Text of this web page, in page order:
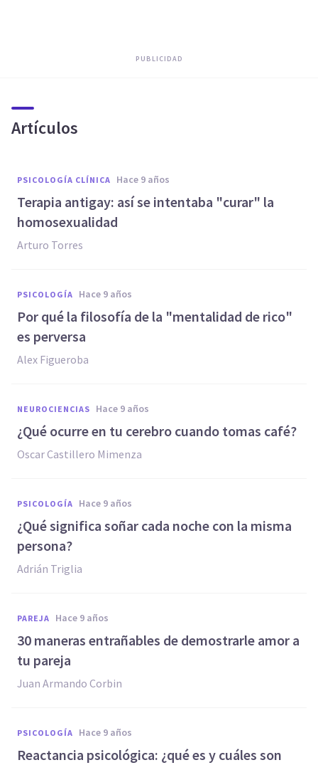
PUBLICIDAD
Artículos
PSICOLOGÍA CLÍNICA hace 9 años
Terapia antigay: así se intentaba "curar" la
homosexualidad
Arturo Torres
PSICOLOGÍA hace 9 años
​Por qué la filosofía de la "mentalidad de rico"
es perversa
Alex Figueroba
NEUROCIENCIAS hace 9 años
​¿Qué ocurre en tu cerebro cuando tomas café?
Oscar Castillero Mimenza
PSICOLOGÍA hace 9 años
​¿Qué significa soñar cada noche con la misma
persona?
Adrián Triglia
PAREJA hace 9 años
​30 maneras entrañables de demostrarle amor a
tu pareja
Juan Armando Corbin
PSICOLOGÍA hace 9 años
​Reactancia psicológica: ¿qué es y cuáles son